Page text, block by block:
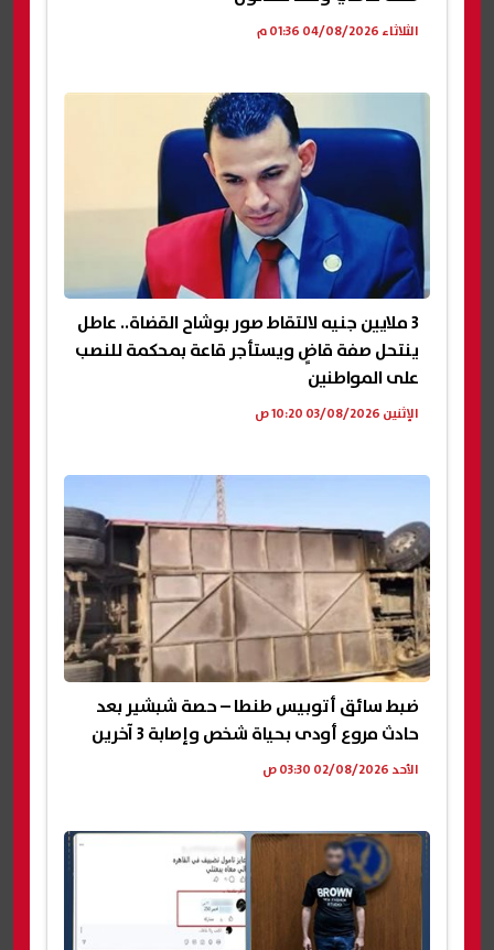
الثلاثاء 04/08/2026 01:36 م
3 ملايين جنيه لالتقاط صور بوشاح القضاة.. عاطل
ينتحل صفة قاضٍ ويستأجر قاعة بمحكمة للنصب
على المواطنين
الإثنين 03/08/2026 10:20 ص
ضبط سائق أتوبيس طنطا – حصة شبشير بعد
حادث مروع أودى بحياة شخص وإصابة 3 آخرين
الأحد 02/08/2026 03:30 ص